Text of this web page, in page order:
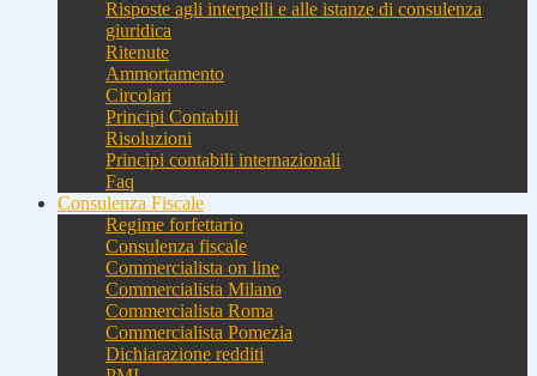
Risposte agli interpelli e alle istanze di consulenza
giuridica
Ritenute
Ammortamento
Circolari
Principi Contabili
Risoluzioni
Principi contabili internazionali
Faq
Consulenza Fiscale
Regime forfettario
Consulenza fiscale
Commercialista on line
Commercialista Milano
Commercialista Roma
Commercialista Pomezia
Dichiarazione redditi